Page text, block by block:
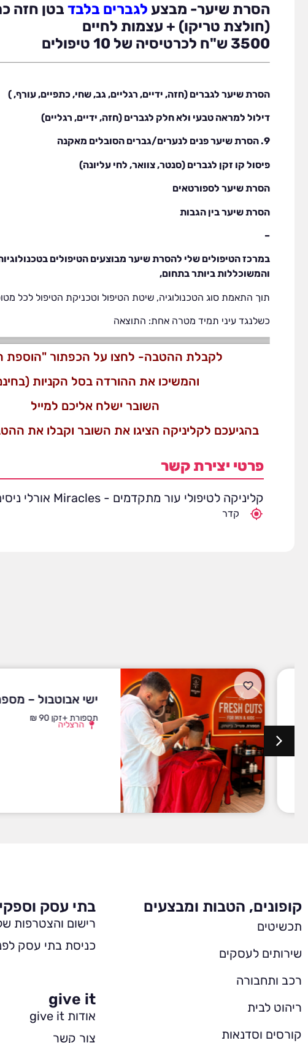
הסרת שיער- מבצע לגברים בלבדבטן חזה
(חולצת טריקו) + עצמות לחיים
3500 ש"ח לכרטיסיה של 10 טיפולים
הסרת שיער לגברים (חזה, ידיים, רגליים, גב, שחי, כתפיים, עורף, )
דילול למראה טבעי ולא חלק לגברים (חזה, ידיים, רגליים)
9. הסרת שיער פנים לנערים/גברים הסובלים מאקנה
פיסול קו זקן לגברים (סנטר, צוואר, לחי עליונה)
הסרת שיער לספורטאים
הסרת שיער בין הגבות
–
במרכז הטיפולים שלי להסרת שיער מבוצעים הטיפולים
והמשוכללות ביותר בתחום,
תוך התאמת סוג הטכנולוגיה, שיטת הטיפול וטכניקת הטיפול לכל
כשלנגד עיני תמיד מטרה אחת: התוצאה
לקבלת ההטבה- לחצו על הכפתור "הוספת
והמשיכו את ההורדה בסל הקניות
השובר ישלח אליכם למייל
בהגיעכם לקליניקה הציגו את השובר וקבלו את
פרטי יצירת קשר
קליניקה לטיפולי עור מתקדמים - Miracles אורלי ניסים
קדר
ישי אבוטבול – מספרת
תספורת +זקן 90 ₪
הרצליה
קופונים, הטבות ומבצעים
תכשיטים
שירותים לעסקים
רכב ותחבורה
ריהוט לבית
קורסים וסדנאות
בתי עסק
רישום והצטרפות
כניסת בתי עסק
give it
אודות give it
צור קשר